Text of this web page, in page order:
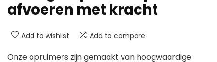
afvoeren met kracht
Add to wishlist Add to compare
Onze opruimers zijn gemaakt van hoogwaardige